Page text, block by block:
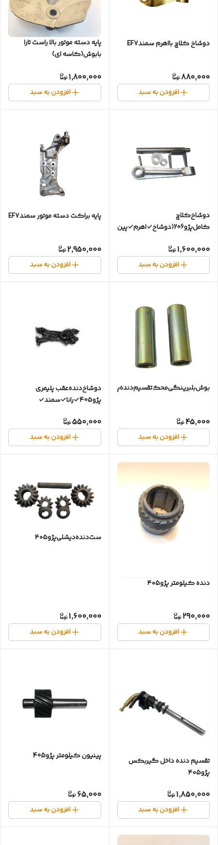
دوشاخ کلاچ بااهرم‌ سمندEF7
880,000
افزودن به سبد
پایه دسته موتور بالا راست تارا
بابوش(کاسه ای)
1,800,000
افزودن به سبد
دوشاخ‌کلاچ
کامل‌پژو206(دوشاخ✓اهرم✓پین✓بوش✓)تیپ۲
1,600,000
افزودن به سبد
پایه براکت دسته موتور سمندEF7
2,950,000
افزودن به سبد
بوش‌بلبرینگی‌محک‌تقسیم‌دنده‌پژو۴۰۵✓
45,000
افزودن به سبد
دوشاخ‌دنده‌عقب‌ پلیمری
پژو405✓رانا✓سمند✓
550,000
افزودن به سبد
دنده کیلومتر پژو۴۰۵
290,000
افزودن به سبد
ست‌دنده‌دیشلی‌پژو۴۰۵
1,600,000
افزودن به سبد
تقسیم دنده داخل گیربکس
پژو۴۰۵
1,850,000
افزودن به سبد
پینیون کیلومتر پژو405
65,000
افزودن به سبد